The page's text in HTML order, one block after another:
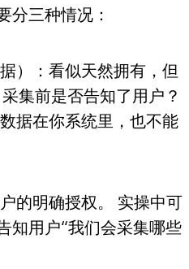
分三种情况：
）：看似天然拥有，但
集前是否告知了用户？
据在你系统里，也不能
的明确授权。 实操中可
知用户“我们会采集哪些